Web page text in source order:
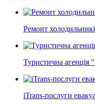
Ремонт
Туристична агенція
iTrans-послуги